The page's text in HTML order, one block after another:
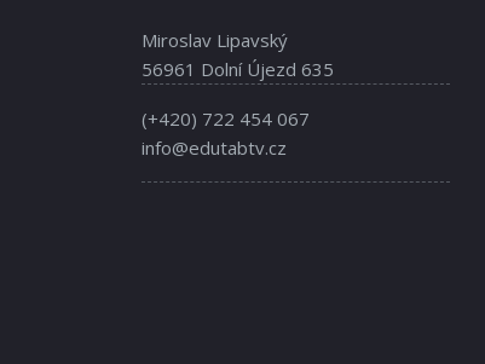
Miroslav Lipavský
56961 Dolní Újezd 635
(+420) 722 454 067
info@edutabtv.cz